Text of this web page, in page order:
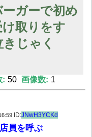
規獲得ならず？北川莉央が1
像貼ってくよ
ーガーで初め
取りをす
じゃく
: 50 画像数: 1
ID:JNwH3YCKd
員を呼ぶ